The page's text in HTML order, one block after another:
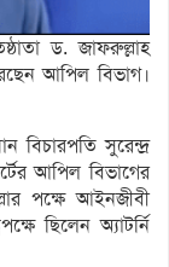
ড. জাফরুল্লাহ
আপিল বিভাগ।
বিচারপতি সুরেন্দ্র
আপিল বিভাগের
পক্ষে আইনজীবী
ছিলেন অ্যাটর্নি